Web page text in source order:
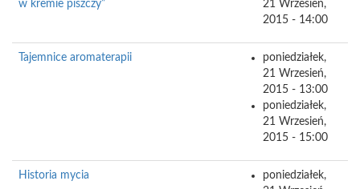
w kremie piszczy”
21 Wrzesień,
2015 - 14:00
Tajemnice aromaterapii
poniedziałek,
21 Wrzesień,
2015 - 13:00
poniedziałek,
21 Wrzesień,
2015 - 15:00
Historia mycia
poniedziałek,